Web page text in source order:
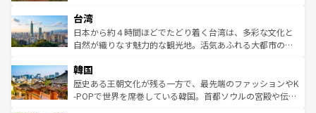
ならではの贅沢な旅のスタイルだ。 なお、新着のアメリカ
情報はコンテンツ一覧を参照してほしい。
れるおもてなしの心で訪れる人々を迎えてくれるハワイの
人々、おいしいローカルフードやハワイアンミュージッ
ク、伝統的なフラダンスなど、すべてがハワイの魅力を彩
ワイを、存分に味わってほしい。 なお、新着のハワイ情報
はコンテンツ一覧を参照してほしい。
リアリーフや大陸中央部にそびえるウルル（エアーズロッ
ク）、タスマニアの美しい原生林やケアンズの熱帯雨林な
ど、見どころがたくさん。また、カフェやワイン、オージ
いる。アクティビティも充実しており、サーフィンやダイ
ビング、ハイキングなど、アウトドア好きにはたまらな
い。オーストラリアの多彩な魅力を存分に味わいつくそ
台湾
日本から約４時間ほどでたどり着く台湾は、多彩な文化と
自然が織りなす魅力的な観光地。活気あふれる大都市の台
ン）、静ひつな山岳地帯である台湾東部など、都市の喧騒
と山間の静けさが共存しており、訪れる人に新しい発見と
驚きをもたらしてくれる。また、奥深い台湾の食文化も魅
韓国
歴史ある王朝文化が残る一方で、最先端のファッションやK
-POPで世界を席巻している韓国。首都ソウルの宮殿や伝統